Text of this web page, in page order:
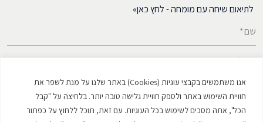
אנו משתמשים בקבצי עוגיות (Cookies) באתר שלנו על מנת לשפר את
חוויית השימוש באתר ולספק חוויית גלישה טובה יותר. בלחיצה על "קבל
הכל", אתה מסכים לשימוש בכל העוגיות. עם זאת, תוכל ללחוץ על כפתור
לתיאום שיחה עם מומחה - לחץ כאן»
שם*
דואל*